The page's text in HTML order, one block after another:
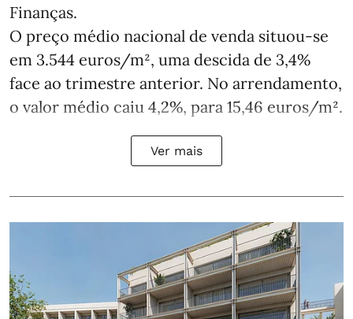
Finanças.
O preço médio nacional de venda situou‑se
em 3.544 euros/m², uma descida de 3,4%
face ao trimestre anterior. No arrendamento,
o valor médio caiu 4,2%, para 15,46 euros/m².
Ver mais